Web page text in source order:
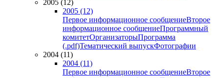
2005 (12)
2005 (12)
Первое информационное сообщениеВторое
информационное сообщениеПрограммный
комитетОрганизаторыПрограмма
(.pdf)Тематический выпускФотографии
2004 (11)
2004 (11)
Первое информационное сообщениеВторое